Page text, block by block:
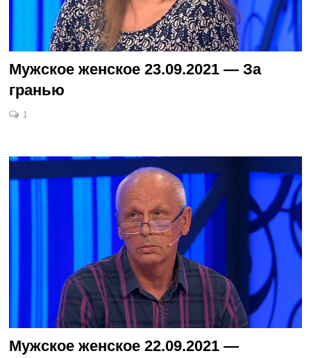
Мужское женское 23.09.2021 — За
гранью
1
Мужское женское 22.09.2021 —